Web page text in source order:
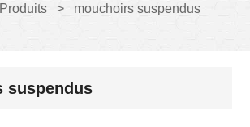
Produits > mouchoirs suspendus
suspendus